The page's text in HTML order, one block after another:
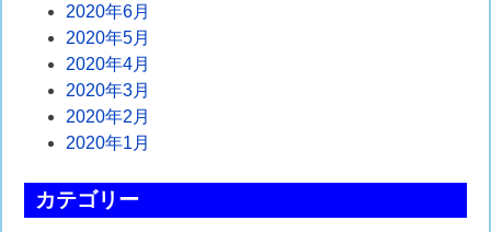
2020年6月
2020年5月
2020年4月
2020年3月
2020年2月
2020年1月
カテゴリー